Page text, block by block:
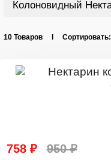
Колоновидный
10 Товаров I Сортировать:
758 ₽ 950 ₽